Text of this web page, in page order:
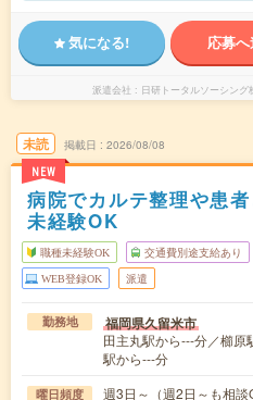
気になる! 応募
派遣会社 日研トータルソーシン
未読
NEW
掲載日 2026/08/08
病院でカルテ整理や患
未経験OK
職種未経験OK 交通費別途支給あり
WEB登録OK 派遣
勤務地 福岡県久留米市
田主丸駅から---分／櫛
駅から---分
曜日頻度 週3日～（週2日～も相